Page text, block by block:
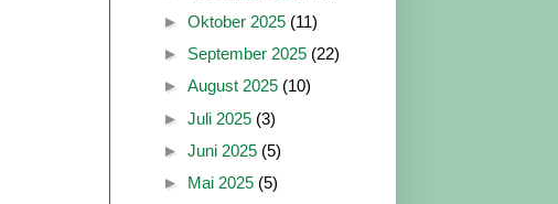
► Oktober 2025 (11)
► September 2025 (22)
► August 2025 (10)
► Juli 2025 (3)
► Juni 2025 (5)
► Mai 2025 (5)